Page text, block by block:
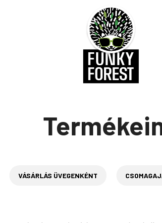
VÁSÁRLÁS ÜVEGENKÉNT